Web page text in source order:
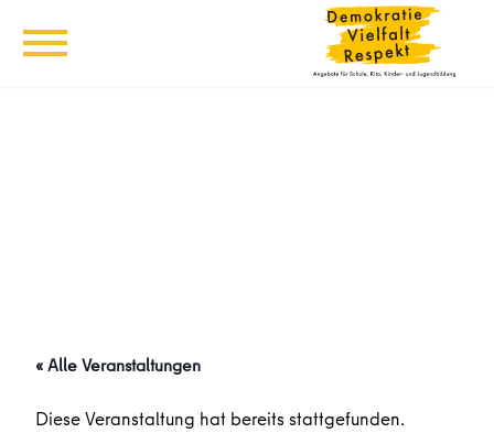
« Alle Veranstaltungen
Diese Veranstaltung hat bereits stattgefunden.